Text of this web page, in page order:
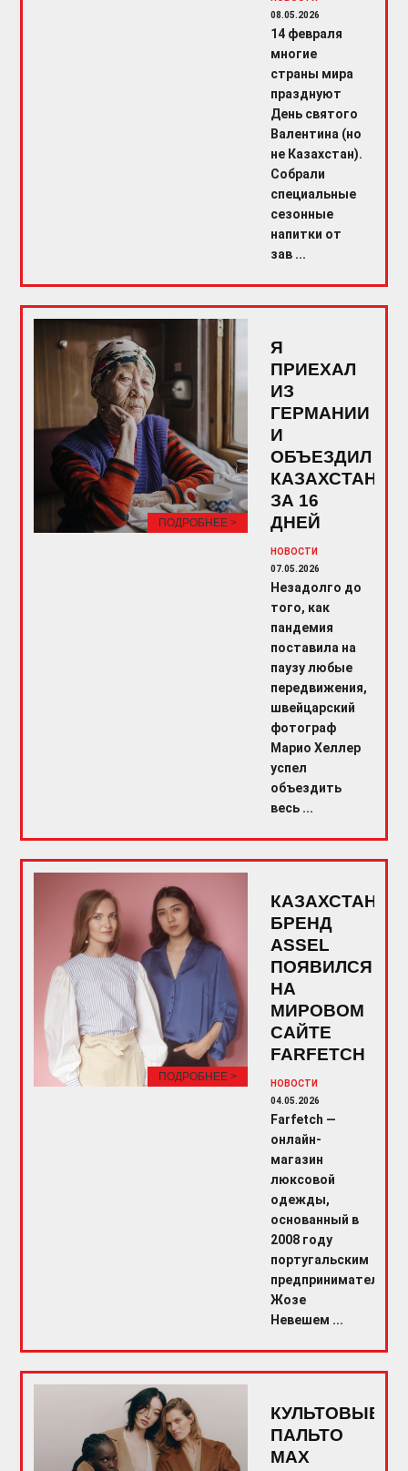
08.05.2026
14 февраля
многие
страны мира
празднуют
День святого
Валентина (но
не Казахстан).
Собрали
специальные
сезонные
напитки от
зав ...
ПОДРОБНЕЕ >
Я
ПРИЕХАЛ
ИЗ
ГЕРМАНИИ
И
ОБЪЕЗДИЛ
КАЗАХСТАН
ЗА 16
ДНЕЙ
НОВОСТИ
07.05.2026
Незадолго до
того, как
пандемия
поставила на
паузу любые
передвижения,
швейцарский
фотограф
Марио Хеллер
успел
объездить
весь ...
ПОДРОБНЕЕ >
БРЕНД
ASSEL
ПОЯВИЛСЯ
НА
МИРОВОМ
САЙТЕ
FARFETCH
НОВОСТИ
04.05.2026
Farfetch —
онлайн-
магазин
люксовой
одежды,
основанный в
2008 году
португальским
предпринимателем
Жозе
Невешем ...
КУЛЬТОВЫЕ
ПАЛЬТО
MAX